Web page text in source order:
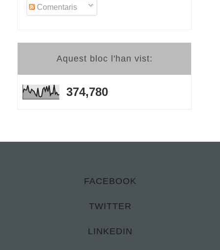
Comentaris
Aquest bloc l'han vist:
374,780
FACEBOOK
TWITTER
LINKEDIN